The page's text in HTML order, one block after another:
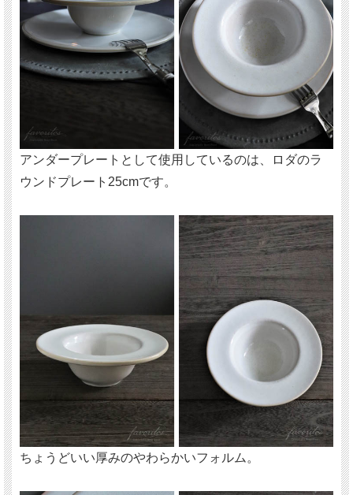
アンダープレートとして使用しているのは、ロダのラ
ウンドプレート25cmです。
ちょうどいい厚みのやわらかいフォルム。